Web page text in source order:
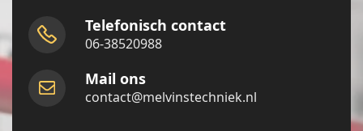
Telefonisch contact
06-38520988
Mail ons
contact@melvinstechniek.nl